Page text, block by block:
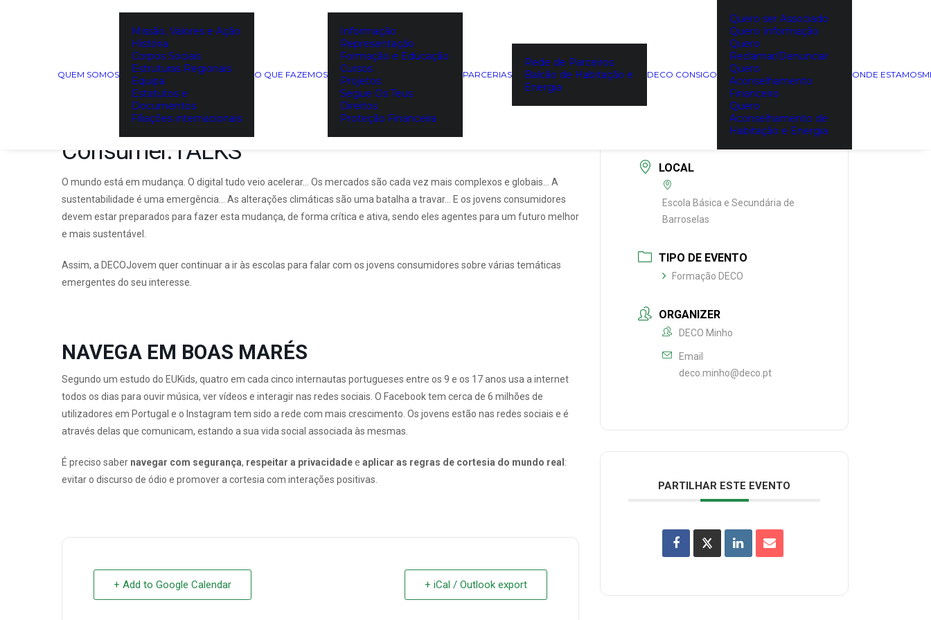
QUEM SOMOS
Missão, Valores e Ação
História
Corpos Sociais
Estruturas Regionais
Equipa
Estatutos e
Documentos
Filiações internacionais
O QUE FAZEMOS
Informação
Representação
Formação e Educação
Cursos
Projetos
Segue Os Teus
Direitos
Proteção Financeira
PARCERIAS
Rede de Parceiros
Balcão de Habitação e
Energia
DECO CONSIGO
Quero ser Associado
Quero Informação
Quero
Reclamar/Denunciar
Quero
Aconselhamento
Financeiro
Quero
Aconselhamento de
Habitação e Energia
ONDE ESTAMOS
Consumer Talks: Internet Segura – Navega em Boas
Marés – Escola Básica e Secundária de Barroselas
Consumer.TALKS
O mundo está em mudança. O digital tudo veio acelerar… Os mercados são cada vez mais complexos e globais… A
sustentabilidade é uma emergência… As alterações climáticas são uma batalha a travar… E os jovens consumidores
devem estar preparados para fazer esta mudança, de forma crítica e ativa, sendo eles agentes para um futuro melhor
e mais sustentável.
Assim, a DECOJovem quer continuar a ir às escolas para falar com os jovens consumidores sobre várias temáticas
emergentes do seu interesse.
NAVEGA EM BOAS MARÉS
Segundo um estudo do EUKids, quatro em cada cinco internautas portugueses entre os 9 e os 17 anos usa a internet
todos os dias para ouvir música, ver vídeos e interagir nas redes sociais. O Facebook tem cerca de 6 milhões de
utilizadores em Portugal e o Instagram tem sido a rede com mais crescimento. Os jovens estão nas redes sociais e é
através delas que comunicam, estando a sua vida social associada às mesmas.
É preciso saber navegar com segurança, respeitar a privacidadee aplicar as regras de cortesia do mundo real :
evitar o discurso de ódio e promover a cortesia com interações positivas.
+ Add to Google Calendar + iCal / Outlook export
Expired!
LOCAL
Escola Básica e Secundária de
Barroselas
TIPO DE EVENTO
Formação DECO
ORGANIZER
DECO Minho
Email
deco.minho@deco.pt
PARTILHAR ESTE EVENTO